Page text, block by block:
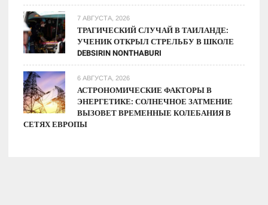
7 АВГУСТА, 2026
ТРАГИЧЕСКИЙ СЛУЧАЙ В ТАИЛАНДЕ:
УЧЕНИК ОТКРЫЛ СТРЕЛЬБУ В ШКОЛЕ
DEBSIRIN NONTHABURI
6 АВГУСТА, 2026
АСТРОНОМИЧЕСКИЕ ФАКТОРЫ В
ЭНЕРГЕТИКЕ: СОЛНЕЧНОЕ ЗАТМЕНИЕ
ВЫЗОВЕТ ВРЕМЕННЫЕ КОЛЕБАНИЯ В
СЕТЯХ ЕВРОПЫ